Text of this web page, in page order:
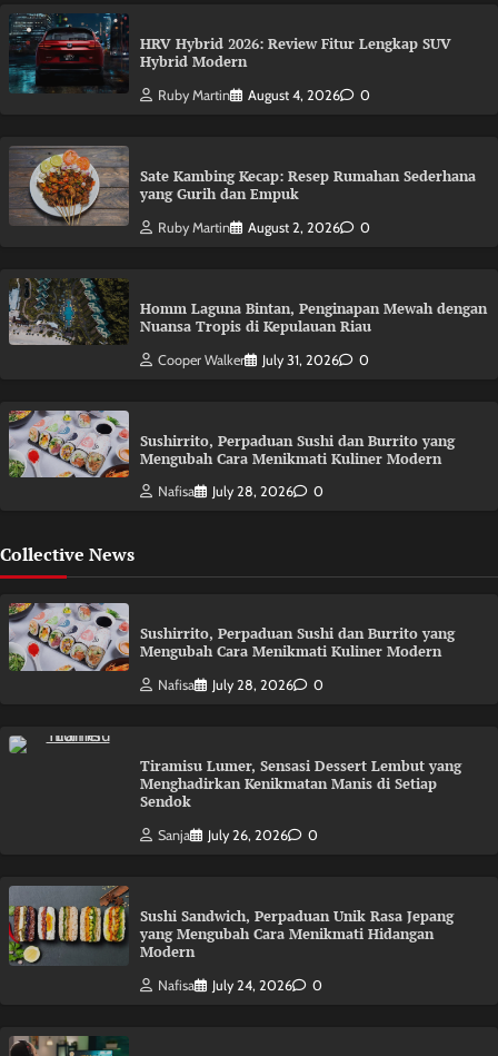
HRV Hybrid 2026: Review Fitur Lengkap SUV
Hybrid Modern
Ruby Martin August 4, 2026 0
Sate Kambing Kecap: Resep Rumahan Sederhana
yang Gurih dan Empuk
Ruby Martin August 2, 2026 0
Homm Laguna Bintan, Penginapan Mewah dengan
Nuansa Tropis di Kepulauan Riau
Cooper Walker July 31, 2026 0
Sushirrito, Perpaduan Sushi dan Burrito yang
Mengubah Cara Menikmati Kuliner Modern
Nafisa July 28, 2026 0
Collective News
Sushirrito, Perpaduan Sushi dan Burrito yang
Mengubah Cara Menikmati Kuliner Modern
Nafisa July 28, 2026 0
Tiramisu Lumer, Sensasi Dessert Lembut yang
Menghadirkan Kenikmatan Manis di Setiap
Sendok
Sanja July 26, 2026 0
Sushi Sandwich, Perpaduan Unik Rasa Jepang
yang Mengubah Cara Menikmati Hidangan
Modern
Nafisa July 24, 2026 0